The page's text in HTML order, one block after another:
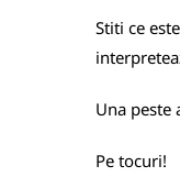
Stiti ce
Una peste
Pe tocuri!